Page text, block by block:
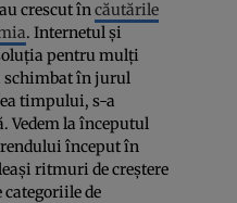
crescut încăutările
. Internetul și
pentru mulți
schimbat în jurul
timpului, s-a
Vedem la începutul
început în
ritmuri de creștere
categoriile de